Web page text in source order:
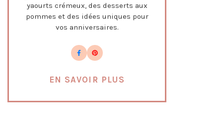
yaourts crémeux, des desserts aux
pommes et des idées uniques pour
vos anniversaires.
EN SAVOIR PLUS